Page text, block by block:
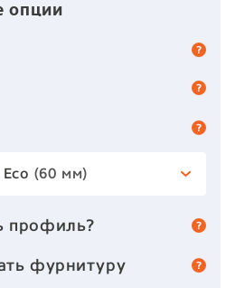
опции
(60 мм)
профиль?
фурнитуру